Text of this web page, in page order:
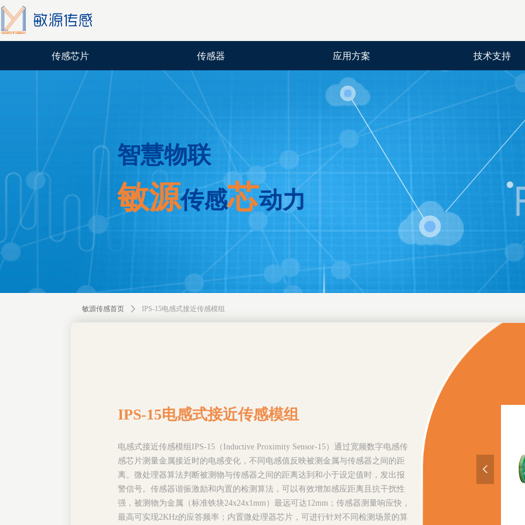
传感芯片 传感器 应用方案 技术支持
智慧物联
敏源传感芯动力
敏源传感首页 ꄲ IPS-15电感式接近传感模组
IPS-15电感式接近传感模组
电感式接近传感模组IPS-15（Inductive Proximity Sensor-15）通过宽频数字电感传
感芯片测量金属接近时的电感变化，不同电感值反映被测金属与传感器之间的距
离。微处理器算法判断被测物与传感器之间的距离达到和小于设定值时，发出报
警信号。传感器谐振激励和内置的检测算法，可以有效增加感应距离且抗干扰性
强，被测物为金属（标准铁块24x24x1mm）最远可达12mm；传感器测量响应快，
最高可实现2KHz的应答频率；内置微处理器芯片，可进行针对不同检测场景的算
넳